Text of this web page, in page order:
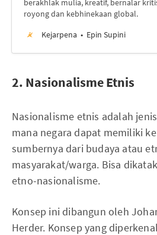
berakhlak mulia, kreatif, bernalar
royong dan kebhinekaan global.
Kejarpena
Epin Supini
2. Nasionalisme Etnis
Nasionalisme etnis adalah
mana negara dapat memiliki
sumbernya dari budaya atau
masyarakat/warga. Bisa
etno-nasionalisme.
Konsep ini dibangun oleh
Herder. Konsep yang